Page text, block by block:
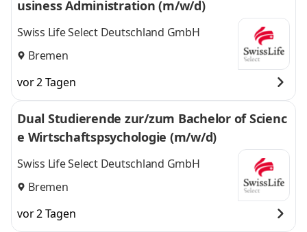
usiness Administration (m/w/d)
Swiss Life Select Deutschland GmbH
Bremen
vor 2 Tagen
Dual Studierende zur/zum Bachelor of Scienc
e Wirtschaftspsychologie (m/w/d)
Swiss Life Select Deutschland GmbH
Bremen
vor 2 Tagen